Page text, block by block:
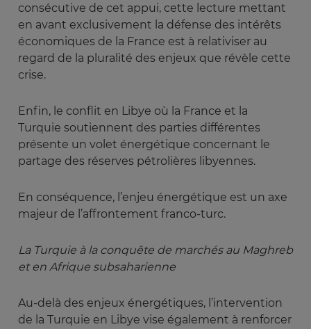
consécutive de cet appui, cette lecture mettant
en avant exclusivement la défense des intérêts
économiques de la France est à relativiser au
regard de la pluralité des enjeux que révèle cette
crise.
Enfin, le conflit en Libye où la France et la
Turquie soutiennent des parties différentes
présente un volet énergétique concernant le
partage des réserves pétrolières libyennes.
En conséquence, l’enjeu énergétique est un axe
majeur de l’affrontement franco-turc.
La Turquie à la conquête de marchés au Maghreb
et en Afrique subsaharienne
Au-delà des enjeux énergétiques, l’intervention
de la Turquie en Libye vise également à renforcer